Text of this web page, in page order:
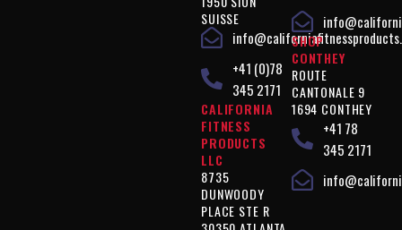
SUISSE
+41 (0)78
345 2171
CALIFORNIA
FITNESS
PRODUCTS
LLC
8735
DUNWOODY
PLACE STE R
SHOP
CONTHEY
ROUTE
CANTONALE 9
1694 CONTHEY
+41 78
345 2171